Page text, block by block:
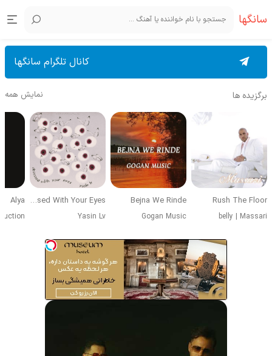
سانگها
کانال تلگرام سانگها
برگزیده ها نمایش همه
Rush The Floor
belly | Massari
Bejna We Rinde
Gogan Music
Obsessed With Your Eyes
Yasin Lv
Alya